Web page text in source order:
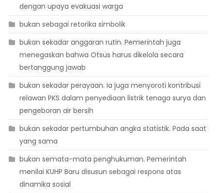
dengan upaya evakuasi warga
bukan sebagai retorika simbolik
bukan sekadar anggaran rutin. Pemerintah juga
menegaskan bahwa Otsus harus dikelola secara
bertanggung jawab
bukan sekadar perayaan. Ia juga menyoroti kontribusi
relawan PKS dalam penyediaan listrik tenaga surya dan
pengeboran air bersih
bukan sekadar pertumbuhan angka statistik. Pada saat
yang sama
bukan semata-mata penghukuman. Pemerintah
menilai KUHP Baru disusun sebagai respons atas
dinamika sosial